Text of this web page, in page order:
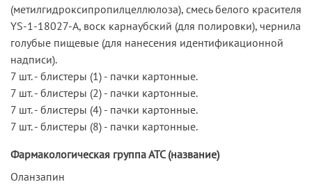
(метилгидроксипропилцеллюлоза), смесь белого красителя
YS-1-18027-A, воск карнаубский (для полировки), чернила
голубые пищевые (для нанесения идентификационной
надписи).
7 шт. - блистеры (1) - пачки картонные.
7 шт. - блистеры (2) - пачки картонные.
7 шт. - блистеры (4) - пачки картонные.
7 шт. - блистеры (8) - пачки картонные.
Фармакологическая группа АТС (название)
Оланзапин